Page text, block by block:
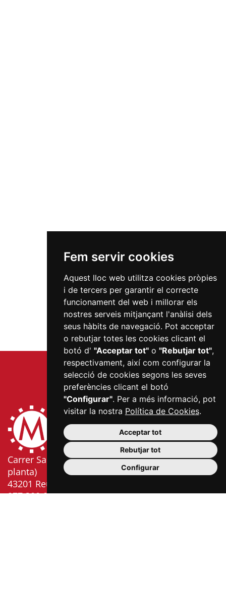
Fem servir cookies
Aquest lloc web utilitza cookies pròpies
i de tercers per garantir el correcte
funcionament del web i millorar els
nostres serveis mitjançant l'anàlisi dels
seus hàbits de navegació. Pot acceptar
o rebutjar totes les cookies clicant el
botó d' "Acceptar tot"o "Rebutjar tot",
respectivament, així com configurar la
selecció de cookies segons les seves
preferències clicant el botó
"Configurar". Per a més informació, pot
visitar la nostra Política de Cookies.
Acceptar tot
Rebutjar tot
Configurar
Carrer Sardà i Cailà, s/n (edifici Mercat Central, 2a
planta)
43201 Reus
977 300 006